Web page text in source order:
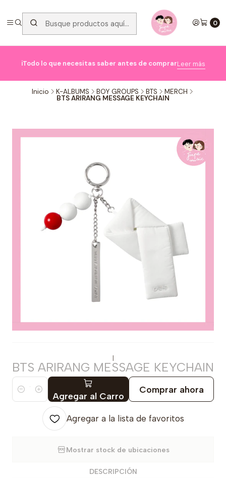
0
ℹ️Todo lo que necesitas saber antes de comprarLeer más
Inicio K-ALBUMS BOY GROUPS BTS MERCH
BTS ARIRANG MESSAGE KEYCHAIN
|
BTS ARIRANG MESSAGE KEYCHAIN
Cantidad Agregar al Carro
Comprar ahora
Agregar a la lista de favoritos
Mostrar stock de ubicaciones
DESCRIPCIÓN